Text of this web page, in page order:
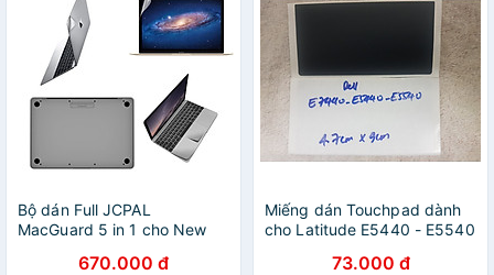
Bộ dán Full JCPAL
MacGuard 5 in 1 cho New
670.000 đ
Miếng dán Touchpad dành
cho Latitude E5440 - E5540
73.000 đ